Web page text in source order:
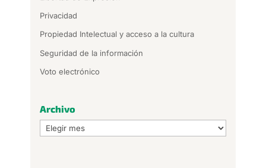
Privacidad
Propiedad Intelectual y acceso a la cultura
Seguridad de la información
Voto electrónico
Archivo
Archivo